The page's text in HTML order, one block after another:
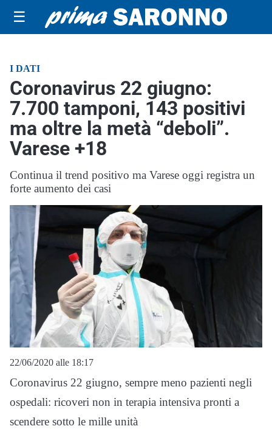
☰
I DATI
Coronavirus 22 giugno:
7.700 tamponi, 143 positivi
ma oltre la metà “deboli”.
Varese +18
Continua il trend positivo ma Varese oggi registra un
forte aumento dei casi
22/06/2020 alle 18:17
Coronavirus 22 giugno, sempre meno pazienti negli
ospedali: ricoveri non in terapia intensiva pronti a
scendere sotto le mille unità